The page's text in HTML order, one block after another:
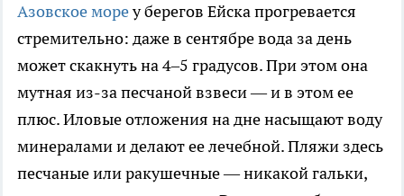
Азовское мореу берегов Ейска прогревается
стремительно: даже в сентябре вода за день
может скакнуть на 4–5 градусов. При этом она
мутная из-за песчаной взвеси — и в этом ее
плюс. Иловые отложения на дне насыщают воду
минералами и делают ее лечебной. Пляжи здесь
песчаные или ракушечные — никакой гальки,